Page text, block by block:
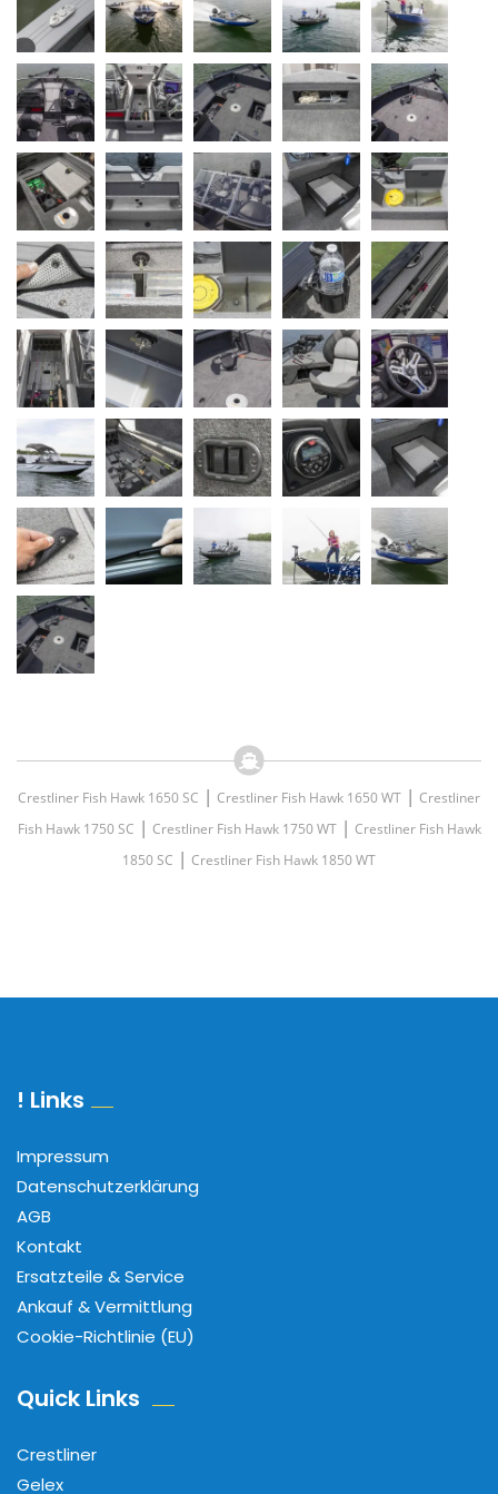
Crestliner Fish Hawk 1650 SC | Crestliner Fish Hawk 1650 WT | Crestliner
Fish Hawk 1750 SC | Crestliner Fish Hawk 1750 WT| Crestliner Fish Hawk
1850 SC | Crestliner Fish Hawk 1850 WT
! Links
Impressum
Datenschutzerklärung
AGB
Kontakt
Ersatzteile & Service
Ankauf & Vermittlung
Cookie-Richtlinie (EU)
Quick Links
Crestliner
Gelex